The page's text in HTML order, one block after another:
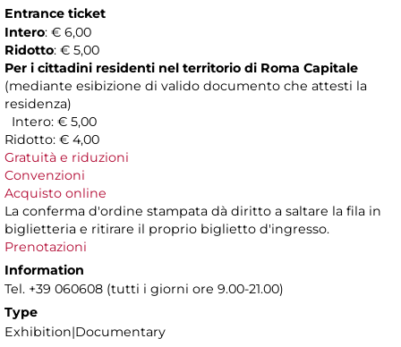
Entrance ticket
Intero: € 6,00
Ridotto: € 5,00
Per i cittadini residenti nel territorio di Roma Capitale
(mediante esibizione di valido documento che attesti la
residenza)
Intero: € 5,00
Ridotto: € 4,00
Gratuità e riduzioni
Convenzioni
Acquisto online
La conferma d'ordine stampata dà diritto a saltare la fila in
biglietteria e ritirare il proprio biglietto d'ingresso.
Prenotazioni
Information
Tel. +39 060608 (tutti i giorni ore 9.00-21.00)
Type
Exhibition|Documentary